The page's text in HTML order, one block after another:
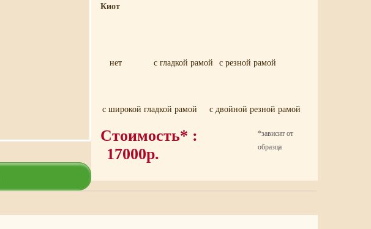
Киот
нет с гладкой рамой с резной рамой
с широкой гладкой рамой с двойной резной рамой
Стоимость* :
17000р.
*зависит от
образца